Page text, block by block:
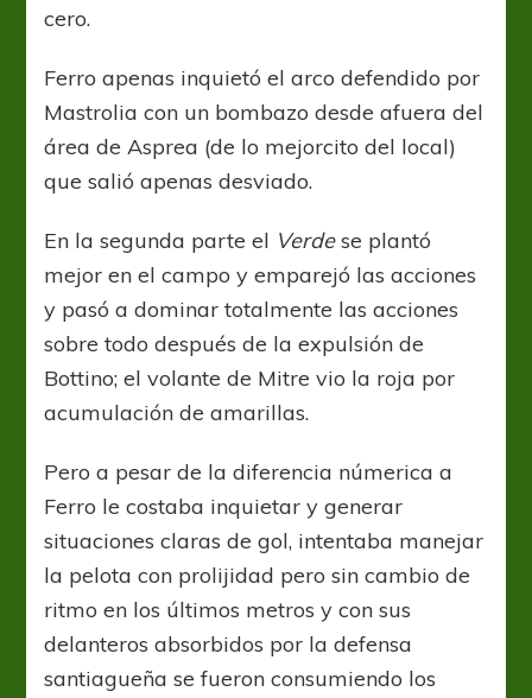
cero.
Ferro apenas inquietó el arco defendido por
Mastrolia con un bombazo desde afuera del
área de Asprea (de lo mejorcito del local)
que salió apenas desviado.
En la segunda parte el Verdese plantó
mejor en el campo y emparejó las acciones
y pasó a dominar totalmente las acciones
sobre todo después de la expulsión de
Bottino; el volante de Mitre vio la roja por
acumulación de amarillas.
Pero a pesar de la diferencia númerica a
Ferro le costaba inquietar y generar
situaciones claras de gol, intentaba manejar
la pelota con prolijidad pero sin cambio de
ritmo en los últimos metros y con sus
delanteros absorbidos por la defensa
santiagueña se fueron consumiendo los